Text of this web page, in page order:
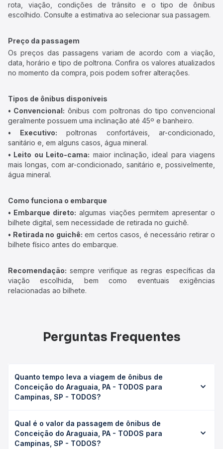
rota, viação, condições de trânsito e o tipo de ônibus
escolhido. Consulte a estimativa ao selecionar sua passagem.
Preço da passagem
Os preços das passagens variam de acordo com a viação,
data, horário e tipo de poltrona. Confira os valores atualizados
no momento da compra, pois podem sofrer alterações.
Tipos de ônibus disponíveis
• Convencional: ônibus com poltronas do tipo convencional
geralmente possuem uma inclinação até 45º e banheiro.
• Executivo: poltronas confortáveis, ar-condicionado,
sanitário e, em alguns casos, água mineral.
• Leito ou Leito-cama: maior inclinação, ideal para viagens
mais longas, com ar-condicionado, sanitário e, possivelmente,
água mineral.
Como funciona o embarque
• Embarque direto: algumas viações permitem apresentar o
bilhete digital, sem necessidade de retirada no guichê.
• Retirada no guichê: em certos casos, é necessário retirar o
bilhete físico antes do embarque.
Recomendação: sempre verifique as regras específicas da
viação escolhida, bem como eventuais exigências
relacionadas ao bilhete.
Perguntas Frequentes
Quanto tempo leva a viagem de ônibus de
Conceição do Araguaia, PA - TODOS para
Campinas, SP - TODOS?
TODOS para Campinas, SP - TODOS leva em média 0
horas, podendo variar conforme a viação, o tipo de
serviço (convencional, executivo ou leito) e as condições
Qual é o valor da passagem de ônibus de
Conceição do Araguaia, PA - TODOS para
Campinas, SP - TODOS?